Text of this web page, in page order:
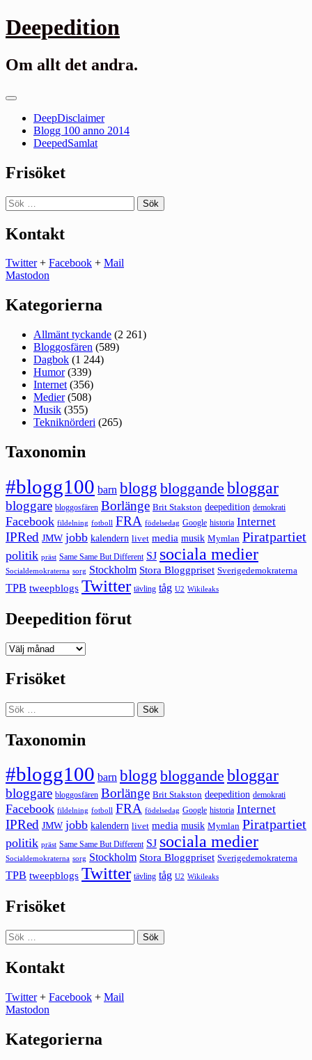
Gå
till
Deepedition
Om allt det andra.
Primär
DeepDisclaimer
Blogg 100 anno 2014
DeepedSamlat
Frisöket
Sök
efter:
Kontakt
Twitter+ Facebook + Mail
Mastodon
Kategorierna
Allmänt tyckande (2 261)
Bloggosfären (589)
Dagbok (1 244)
Humor(339)
Internet (356)
Medier(508)
Musik (355)
Tekniknörderi (265)
Taxonomin
#blogg100 barn blogg bloggande bloggar
bloggare bloggosfären Borlänge Brit Stakston deepedition demokrati
Facebook fildelning fotboll FRA födelsedag Google historia Internet
IPRed JMW jobb kalendern livet media musik Mymlan Piratpartiet
politik präst Same Same But Different SJ sociala medier
Socialdemokraterna sorg Stockholm Stora Bloggpriset Sverigedemokraterna
TPB tweepblogs Twitter tävling tåg U2 Wikileaks
Deepedition förut
Deepedition
Frisöket
Sök
efter:
Taxonomin
#blogg100 barn blogg bloggande bloggar
bloggare bloggosfären Borlänge Brit Stakston deepedition demokrati
Facebook fildelning fotboll FRA födelsedag Google historia Internet
IPRed JMW jobb kalendern livet media musik Mymlan Piratpartiet
politik präst Same Same But Different SJ sociala medier
Socialdemokraterna sorg Stockholm Stora Bloggpriset Sverigedemokraterna
TPB tweepblogs Twitter tävling tåg U2 Wikileaks
Frisöket
Sök
efter:
Kontakt
Twitter+ Facebook + Mail
Mastodon
Kategorierna